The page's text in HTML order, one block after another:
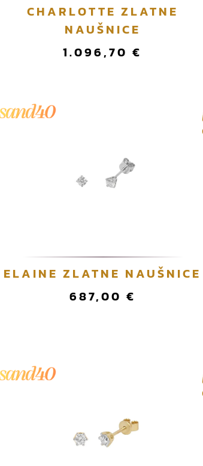
CHARLOTTE ZLATNE
NAUŠNICE
1.096,70 €
ELAINE ZLATNE NAUŠNICE
687,00 €